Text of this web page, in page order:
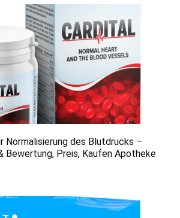
Normalisierung des Blutdrucks –
Bewertung, Preis, Kaufen Apotheke